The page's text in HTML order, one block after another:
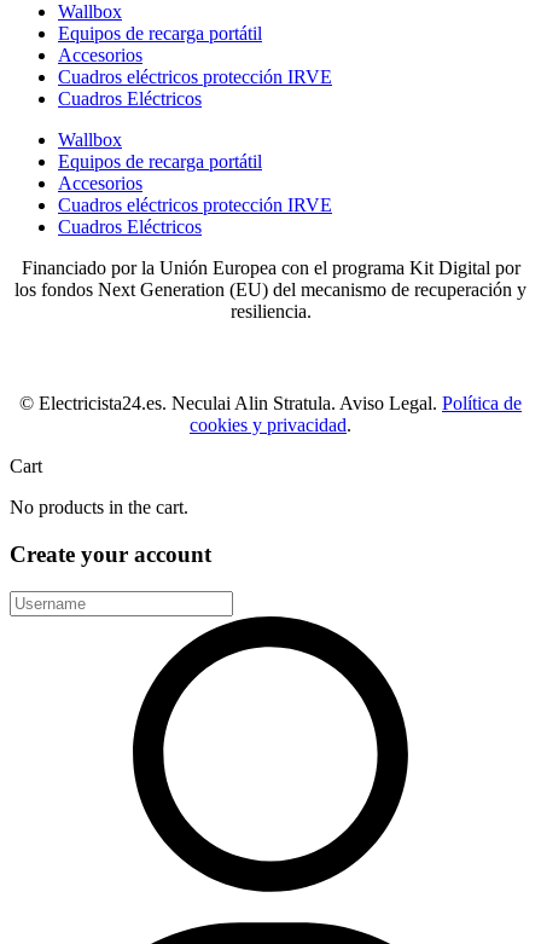
Wallbox
Equipos de recarga portátil
Accesorios
Cuadros eléctricos protección IRVE
Cuadros Eléctricos
Wallbox
Equipos de recarga portátil
Accesorios
Cuadros eléctricos protección IRVE
Cuadros Eléctricos
Financiado por la Unión Europea con el programa Kit Digital por
los fondos Next Generation (EU) del mecanismo de recuperación y
resiliencia.
© Electricista24.es. Neculai Alin Stratula. Aviso Legal. Política de
cookies y privacidad.
Cart
No products in the cart.
Create your account